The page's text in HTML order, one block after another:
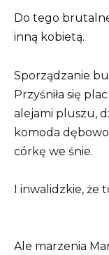
Do tego
inną kobietą.
Sporządzanie
Przyśniła się
alejami pluszu,
komoda
córkę we śnie.
I inwalidzkie, że
Ale marzenia